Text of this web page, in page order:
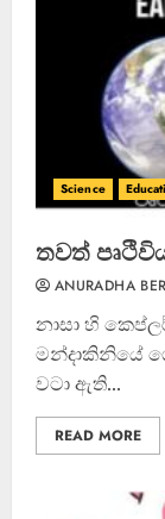
Science
තවත්
ANURADHA
නාසා හි
මන්දාකිනියේ
වටා ඇති...
READ MORE